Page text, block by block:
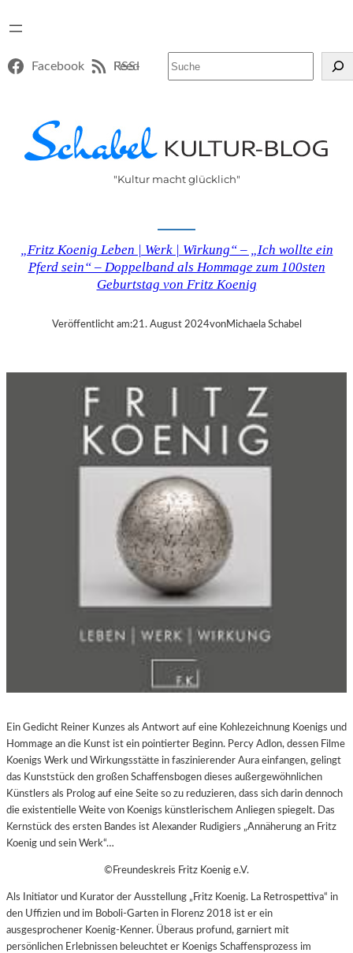
Facebook RSS-Feed
"Kultur macht glücklich"
„Fritz Koenig Leben | Werk | Wirkung“ – „Ich wollte ein
Pferd sein“ – Doppelband als Hommage zum 100sten
Geburtstag von Fritz Koenig
Veröffentlicht am:21. August 2024vonMichaela Schabel
Ein Gedicht Reiner Kunzes als Antwort auf eine Kohlezeichnung Koenigs und
Hommage an die Kunst ist ein pointierter Beginn. Percy Adlon, dessen Filme
Koenigs Werk und Wirkungsstätte in faszinierender Aura einfangen, gelingt
das Kunststück den großen Schaffensbogen dieses außergewöhnlichen
Künstlers als Prolog auf eine Seite so zu reduzieren, dass sich darin dennoch
die existentielle Weite von Koenigs künstlerischem Anliegen spiegelt. Das
Kernstück des ersten Bandes ist Alexander Rudigiers „Annäherung an Fritz
Koenig und sein Werk“…
©Freundeskreis Fritz Koenig e.V.
Als Initiator und Kurator der Ausstellung „Fritz Koenig. La Retrospettiva“ in
den Uffizien und im Boboli-Garten in Florenz 2018 ist er ein
ausgesprochener Koenig-Kenner. Überaus profund, garniert mit
persönlichen Erlebnissen beleuchtet er Koenigs Schaffensprozess im